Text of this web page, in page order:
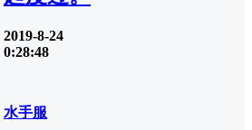
2019-8-24
0:28:48
水手服